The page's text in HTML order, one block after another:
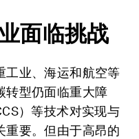
面临挑战
工业、海运和航空等
转型仍面临重大障
）等技术对实现与
重要。但由于高昂的